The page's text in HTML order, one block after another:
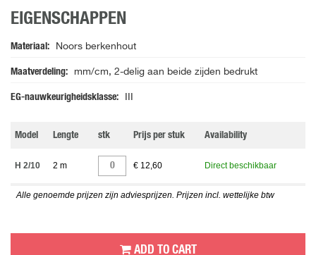
EIGENSCHAPPEN
Materiaal Noors berkenhout
Maatverdeling mm/cm, 2-delig aan beide zijden bedrukt
EG-nauwkeurigheidsklasse
Model Lengte stk Prijs per stuk Availability
H 2/10 2 m € 12,60 Direct beschikbaar
Alle genoemde prijzen zijn adviesprijzen. Prijzen incl. wettelijke btw
ADD TO CART